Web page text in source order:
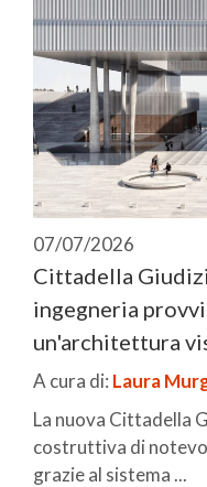
07/07/2026
Cittadella
ingegneria
un'architettura
A cura di: Laura
La nuova Cittadella
costruttiva di
grazie al sistema ...